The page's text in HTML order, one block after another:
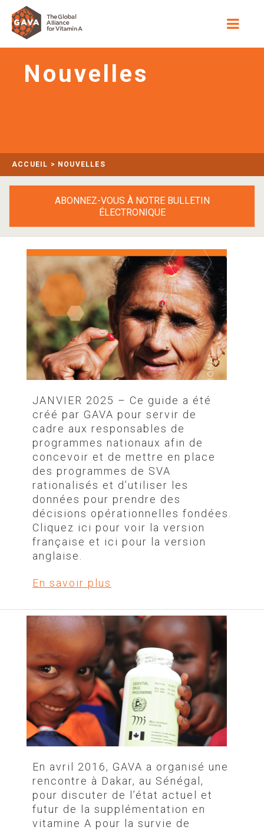
Nouvelles
ACCUEIL > NOUVELLES
ABONNEZ-VOUS À NOTRE BULLETIN
ÉLECTRONIQUE
JANVIER 2025 – Ce guide a été
créé par GAVA pour servir de
cadre aux responsables de
programmes nationaux afin de
concevoir et de mettre en place
des programmes de SVA
rationalisés et d’utiliser les
données pour prendre des
décisions opérationnelles fondées.
Cliquez ici pour voir la version
française et ici pour la version
anglaise.
En savoir plus
En avril 2016, GAVA a organisé une
rencontre à Dakar, au Sénégal,
pour discuter de l’état actuel et
futur de la supplémentation en
vitamine A pour la survie de